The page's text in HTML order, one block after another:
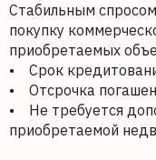
Стабильным
покупку
приобретаемых
• Срок
• Отсрочка
• Не требуется
приобретаемой